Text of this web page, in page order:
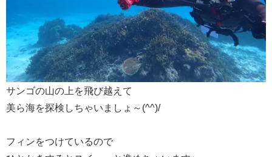
サンゴの山の上を飛び越えて
美ら海を探検しちゃいましょ～(^^)/
フィンをつけているので